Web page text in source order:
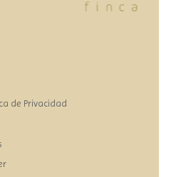
de Privacidad